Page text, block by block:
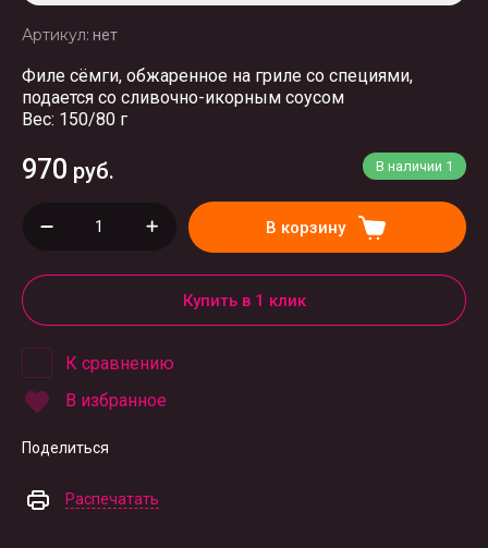
Артикул: нет
Филе сёмги, обжаренное на гриле со специями,
подается со сливочно-икорным соусом
Вес: 150/80 г
В наличии 1
970 руб.
В корзину
Купить в 1 клик
К сравнению
В избранное
Поделиться
Распечатать